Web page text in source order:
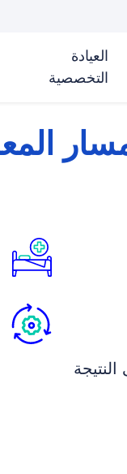
العیادة
التخصصیة